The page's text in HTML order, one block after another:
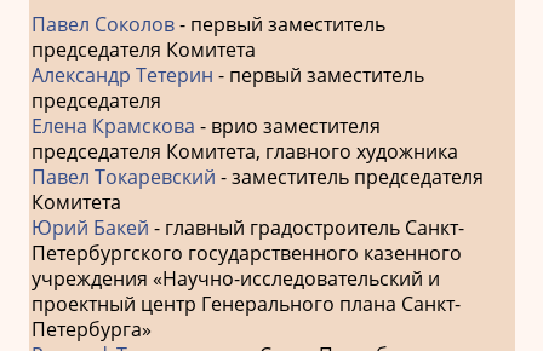
Павел Соколов- первый заместитель
председателя Комитета
Александр Тетерин - первый заместитель
председателя
Елена Крамскова - врио заместителя
председателя Комитета, главного художника
Павел Токаревский - заместитель председателя
Комитета
Юрий Бакей - главный градостроитель Санкт-
Петербургского государственного казенного
учреждения «Научно-исследовательский и
проектный центр Генерального плана Санкт-
Петербурга»